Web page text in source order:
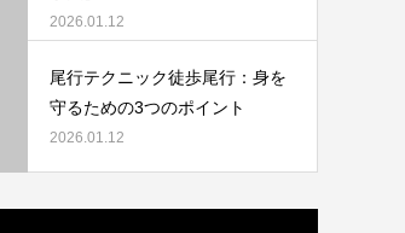
2026.01.12
尾行テクニック徒歩尾行：身を
守るための3つのポイント
2026.01.12